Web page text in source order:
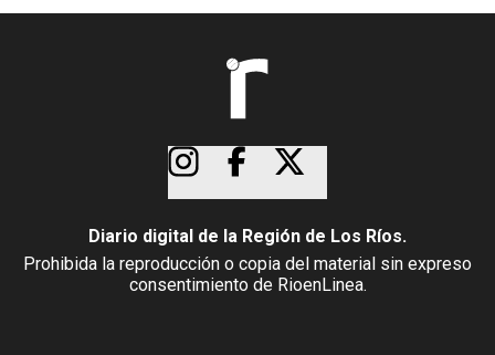
Diario digital de la Región de Los Ríos.
Prohibida la reproducción o copia del material sin expreso
consentimiento de RioenLinea.